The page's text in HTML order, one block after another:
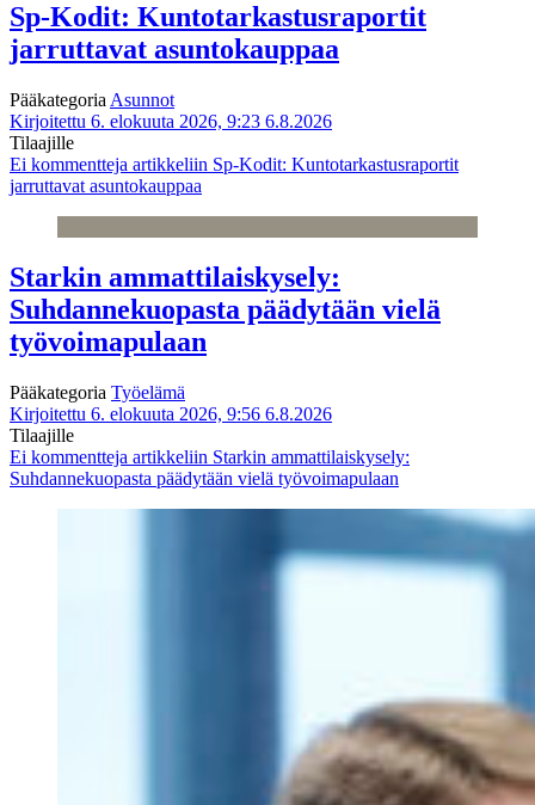
Sp-Kodit: Kuntotarkastusraportit
jarruttavat asuntokauppaa
Pääkategoria Asunnot
Kirjoitettu 6. elokuuta 2026, 9:23 6.8.2026
Tilaajille
Ei kommentteja artikkeliin Sp-Kodit: Kuntotarkastusraportit
jarruttavat asuntokauppaa
Starkin ammattilaiskysely:
Suhdannekuopasta päädytään vielä
työvoimapulaan
Pääkategoria Työelämä
Kirjoitettu 6. elokuuta 2026, 9:56 6.8.2026
Tilaajille
Ei kommentteja artikkeliin Starkin ammattilaiskysely:
Suhdannekuopasta päädytään vielä työvoimapulaan